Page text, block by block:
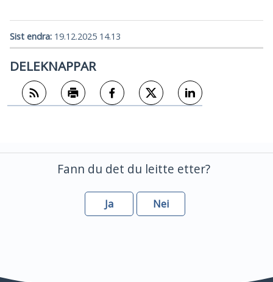
Sist endra 19.12.2025 14.13
DELEKNAPPAR
Fann du det du leitte etter?
Ja Nei